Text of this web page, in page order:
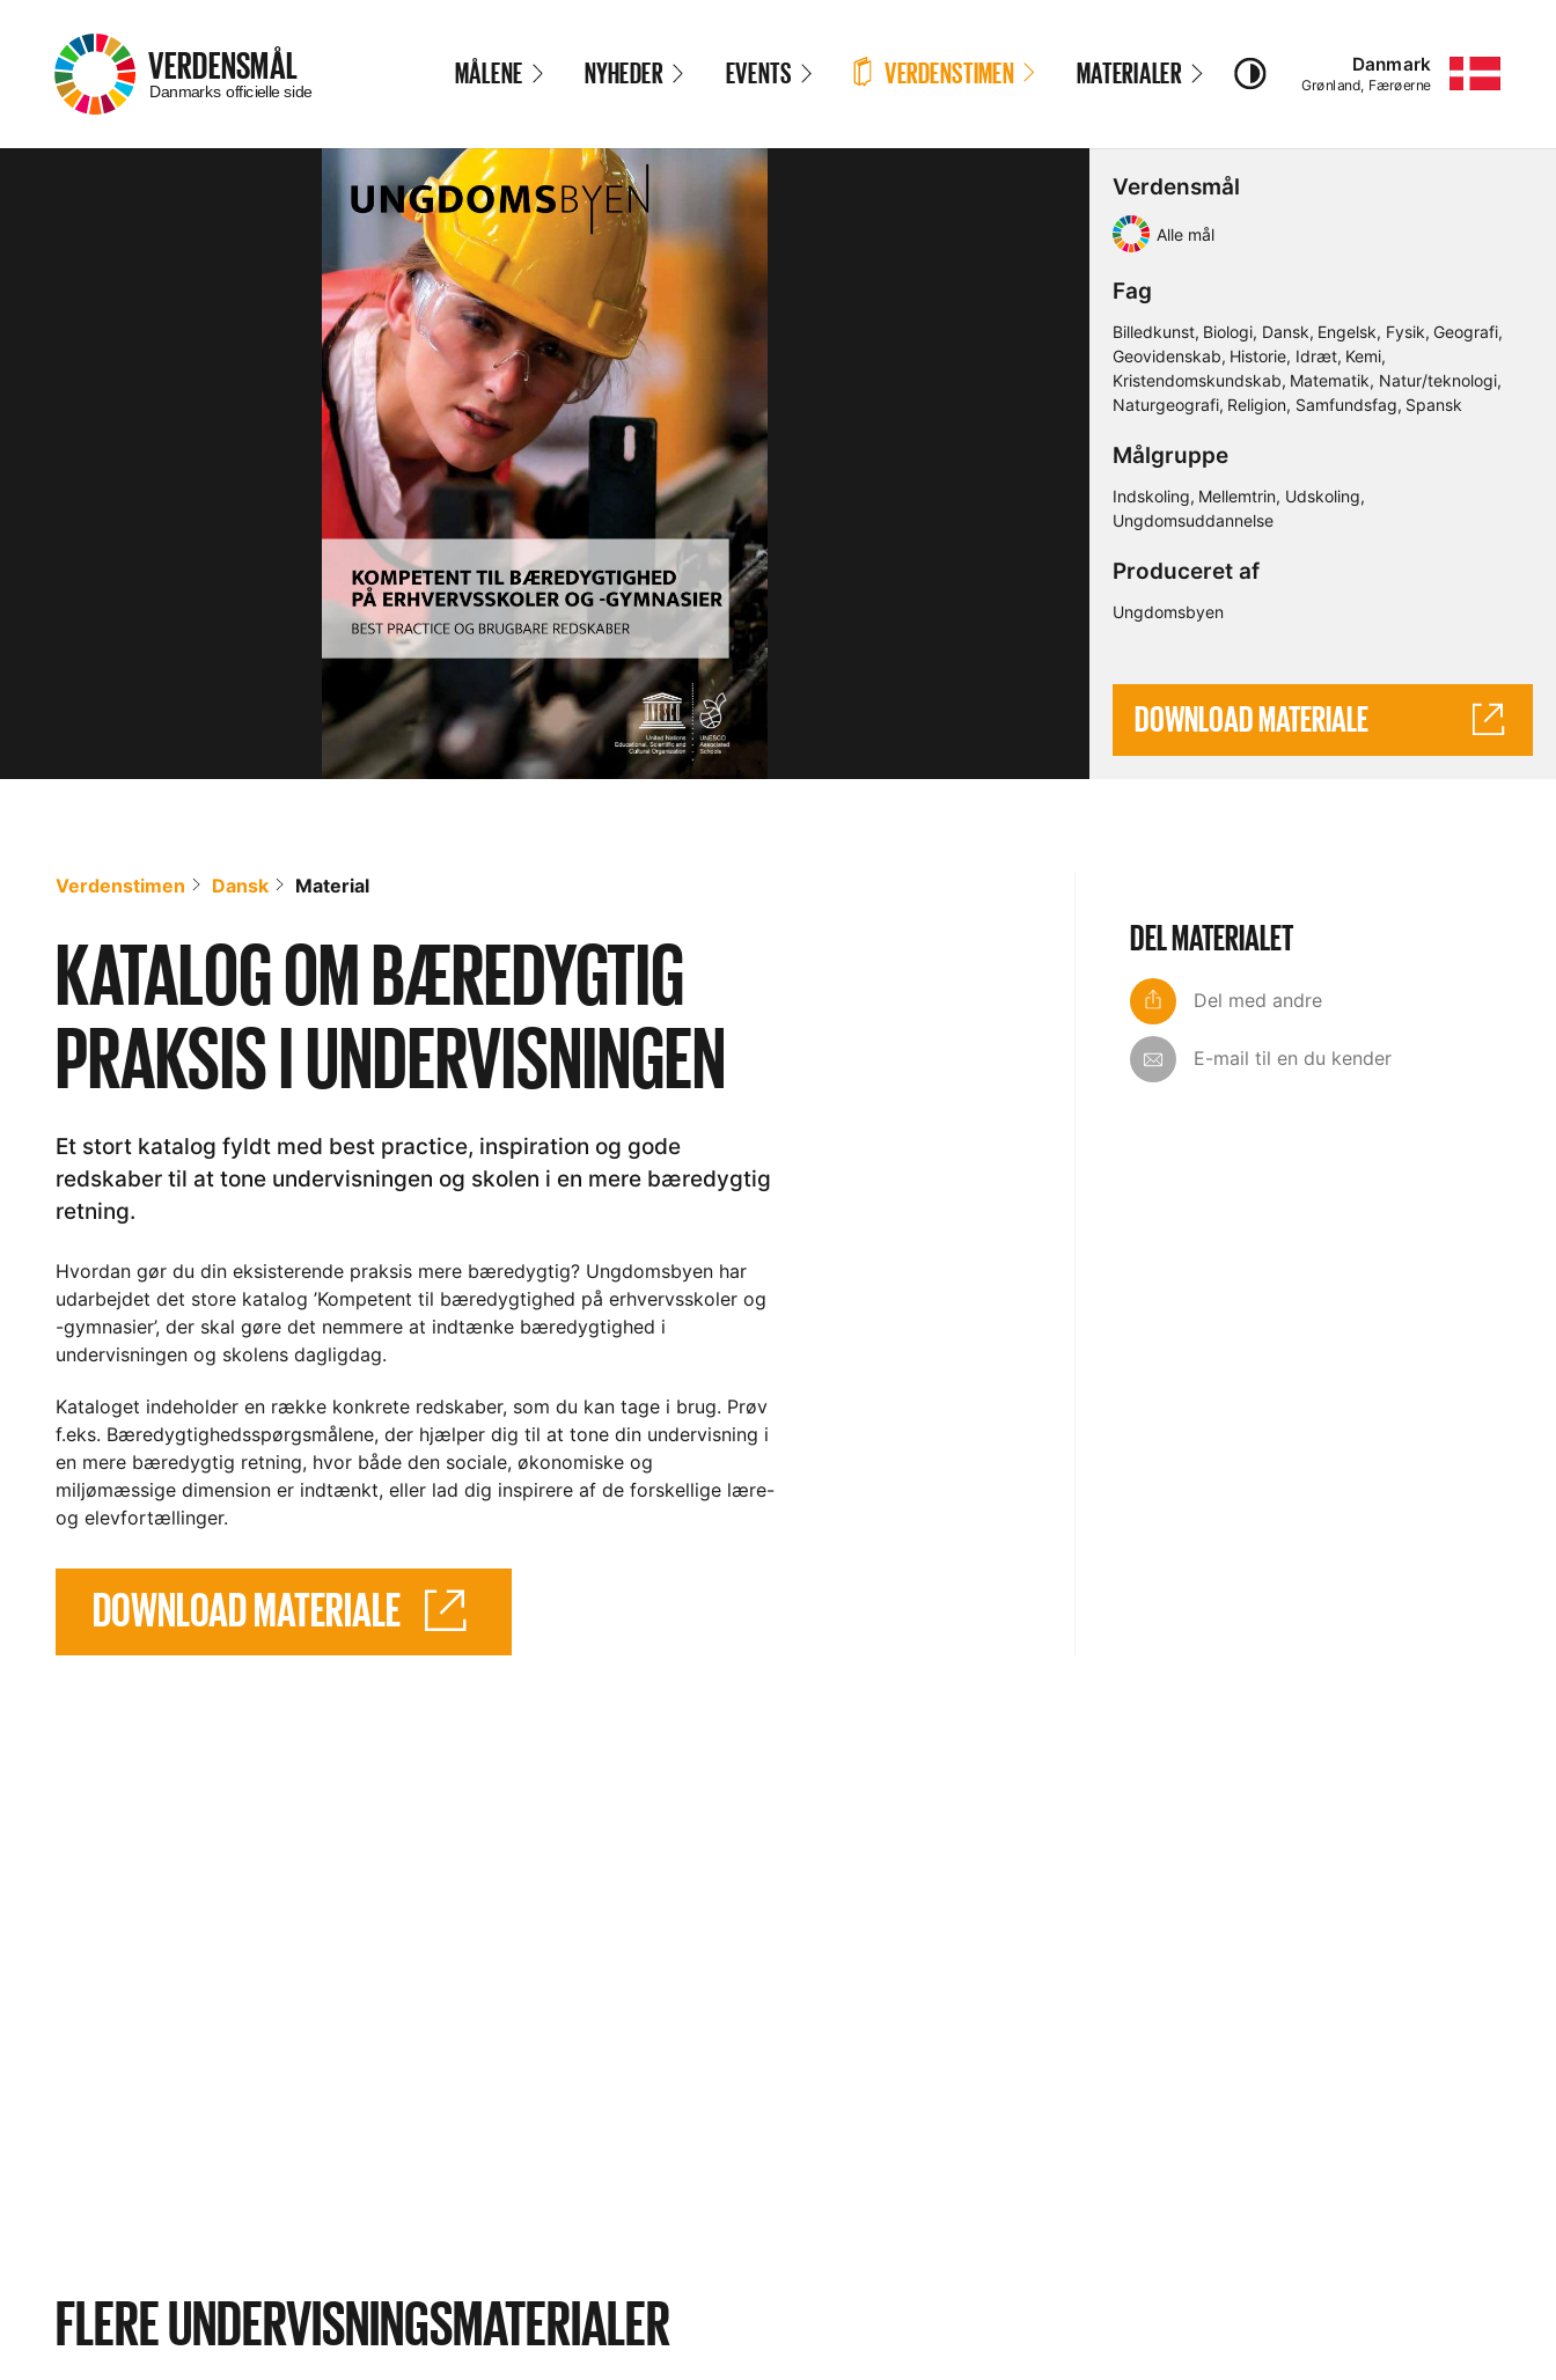
VERDENSMÅL
–
Danmarks officielle side
Menu
MÅLENE NYHEDER EVENTS VERDENSTIMEN MATERIALER Danmark
–
Grønland, Færøerne
DOWNLOAD MATERIALE
Verdensmål
Alle mål
Fag
Billedkunst Biologi Dansk Engelsk Fysik Geografi
Geovidenskab Historie Idræt Kemi
Kristendomskundskab Matematik Natur/teknologi
Naturgeografi Religion Samfundsfag Spansk
Målgruppe
Indskoling Mellemtrin Udskoling
Ungdomsuddannelse
Produceret af
Ungdomsbyen
Verdenstimen Dansk Material
KATALOG OM BÆREDYGTIG
PRAKSIS I UNDERVISNINGEN
Et stort katalog fyldt med best practice, inspiration og gode
redskaber til at tone undervisningen og skolen i en mere bæredygtig
retning.
Hvordan gør du din eksisterende praksis mere bæredygtig? Ungdomsbyen har
udarbejdet det store katalog ’Kompetent til bæredygtighed på erhvervsskoler og
-gymnasier’, der skal gøre det nemmere at indtænke bæredygtighed i
undervisningen og skolens dagligdag.
Kataloget indeholder en række konkrete redskaber, som du kan tage i brug. Prøv
f.eks. Bæredygtighedsspørgsmålene, der hjælper dig til at tone din undervisning i
en mere bæredygtig retning, hvor både den sociale, økonomiske og
miljømæssige dimension er indtænkt, eller lad dig inspirere af de forskellige lære-
og elevfortællinger.
DOWNLOAD MATERIALE
DEL MATERIALET
Del med andre
E-mail til en du kender
FLERE UNDERVISNINGSMATERIALER